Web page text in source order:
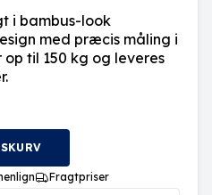
i bambus-look
med præcis måling i
til 150 kg og leveres
Fragtpriser